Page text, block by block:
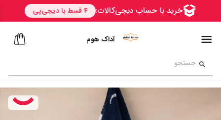
آداک هوم